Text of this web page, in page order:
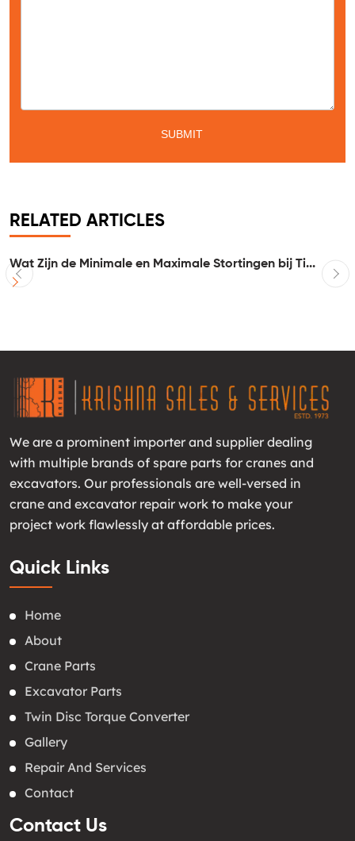
RELATED ARTICLES
Wat Zijn de Minimale en Maximale Stortingen bij Ti...
We are a prominent importer and supplier dealing
with multiple brands of spare parts for cranes and
excavators. Our professionals are well-versed in
crane and excavator repair work to make your
project work flawlessly at affordable prices.
Quick Links
Home
About
Crane Parts
Excavator Parts
Twin Disc Torque Converter
Gallery
Repair And Services
Contact
Contact Us